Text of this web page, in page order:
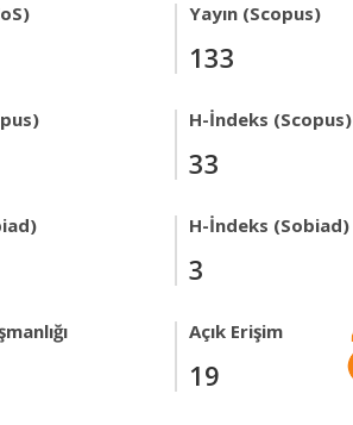
Yayın (Scopus)
133
H-İndeks (Scopus)
33
H-İndeks (Sobiad)
3
Açık Erişim
19